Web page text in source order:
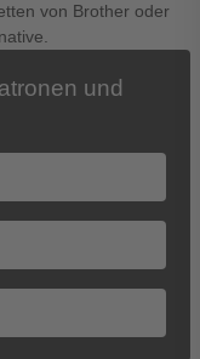
von Brother oder
und